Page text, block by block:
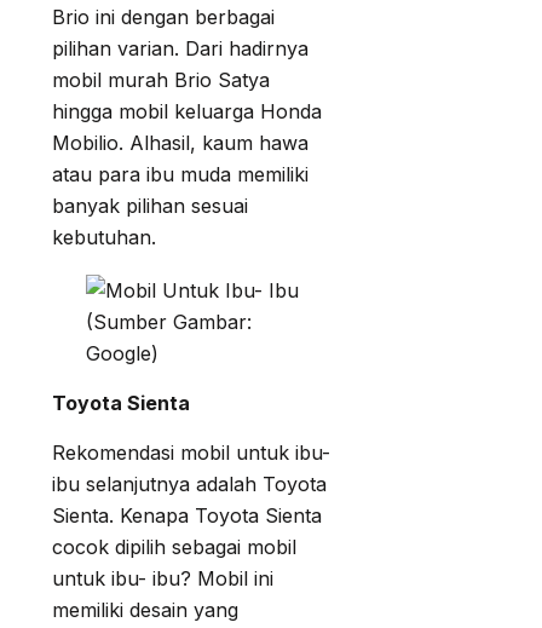
Brio ini dengan berbagai
pilihan varian. Dari hadirnya
mobil murah Brio Satya
hingga mobil keluarga Honda
Mobilio. Alhasil, kaum hawa
atau para ibu muda memiliki
banyak pilihan sesuai
kebutuhan.
(Sumber Gambar:
Google)
Toyota Sienta
Rekomendasi mobil untuk ibu-
ibu selanjutnya adalah Toyota
Sienta. Kenapa Toyota Sienta
cocok dipilih sebagai mobil
untuk ibu- ibu? Mobil ini
memiliki desain yang